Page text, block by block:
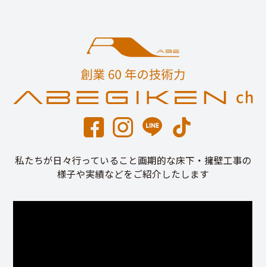
私たちが日々行っていること画期的な床下・擁壁工事の
様子や実績などをご紹介したします